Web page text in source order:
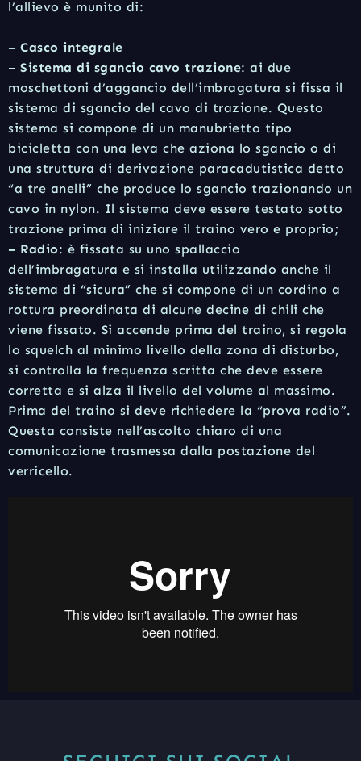
l’allievo è munito di:
– Casco integrale
– Sistema di sgancio cavo trazione: ai due
moschettoni d’aggancio dell’imbragatura si fissa il
sistema di sgancio del cavo di trazione. Questo
sistema si compone di un manubrietto tipo
bicicletta con una leva che aziona lo sgancio o di
una struttura di derivazione paracadutistica detto
“a tre anelli” che produce lo sgancio trazionando un
cavo in nylon. Il sistema deve essere testato sotto
trazione prima di iniziare il traino vero e proprio;
– Radio: è fissata su uno spallaccio
dell’imbragatura e si installa utilizzando anche il
sistema di “sicura” che si compone di un cordino a
rottura preordinata di alcune decine di chili che
viene fissato. Si accende prima del traino, si regola
lo squelch al minimo livello della zona di disturbo,
si controlla la frequenza scritta che deve essere
corretta e si alza il livello del volume al massimo.
Prima del traino si deve richiedere la “prova radio”.
Questa consiste nell’ascolto chiaro di una
comunicazione trasmessa dalla postazione del
verricello.